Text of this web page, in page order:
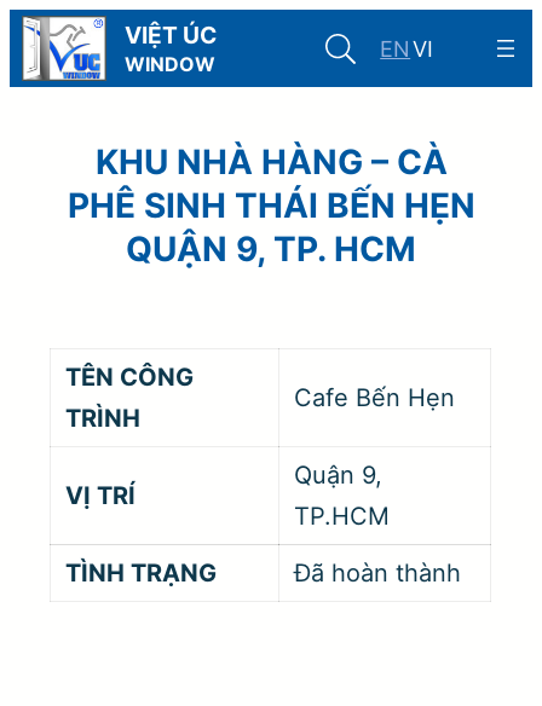
Skip
to
VIỆT ÚC
WINDOW
EN VI
KHU NHÀ HÀNG – CÀ
PHÊ SINH THÁI BẾN HẸN
QUẬN 9, TP. HCM
TÊN CÔNG
TRÌNH
Cafe Bến Hẹn
VỊ TRÍ
Quận 9,
TP.HCM
TÌNH TRẠNG
Đã hoàn thành